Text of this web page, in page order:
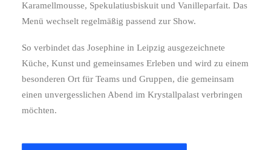
Karamellmousse, Spekulatiusbiskuit und Vanilleparfait. Das
Menü wechselt regelmäßig passend zur Show.
So verbindet das Josephine in Leipzig ausgezeichnete
Küche, Kunst und gemeinsames Erleben und wird zu einem
besonderen Ort für Teams und Gruppen, die gemeinsam
einen unvergesslichen Abend im Krystallpalast verbringen
möchten.